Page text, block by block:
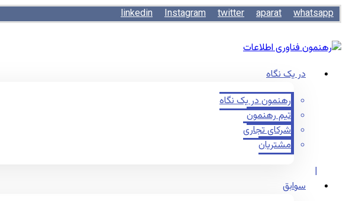
linkedin Instagram twitter aparat whatsapp
در یک نگاه
رهنمون در یک نگاه
تیم رهنمون
شرکای تجاری
مشتریان
سوابق